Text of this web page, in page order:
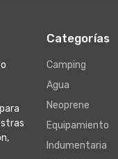
Categorías
Camping
Agua
Neoprene
Equipamiento
Indumentaria